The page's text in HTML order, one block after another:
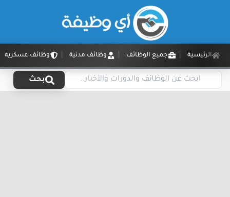
الرئيسية جميع الوظائف وظائف مدنية وظائف عسكرية
بحث